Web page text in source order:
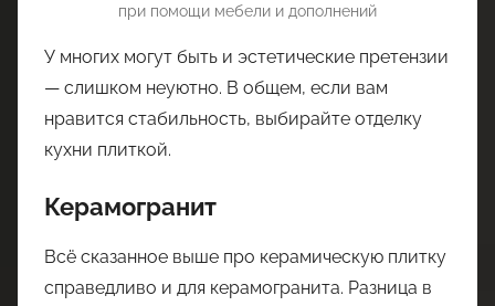
при помощи мебели и дополнений
У многих могут быть и эстетические претензии
— слишком неуютно. В общем, если вам
нравится стабильность, выбирайте отделку
кухни плиткой.
Керамогранит
Всё сказанное выше про керамическую плитку
справедливо и для керамогранита. Разница в